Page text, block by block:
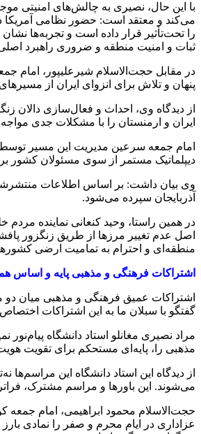
با این‌ حال، نصیری به چالش‌های امنیتی
می‌کند و معتقد است: حضور نظامی آمریکا
را تحت‌تأثیر قرار داده است و تجربه‌ها
ثبات و امنیت منطقه و ضروری راهبرد
در مقابل حجت‌الاسلام شیرعلیپور، امام
پنهان و تلاش برای انزوای ایران از
از دیدگاه وی، احداث و فعال‌سازی دالان
ایران و ارمنستان را با مشکلات جدی
امام جمعه سرعین مدیریت این مسیر توسط
دیپلماتیک مستمر از سوی مسئولان کشور
وی بیان داشت: بر اساس اطلاعات
آذربایجان سپرده می‌شود.
در همین راستا، وحید کنعانی نماینده مردم
اصل عدم تغییر مرزها از طریق زنگزور
منطقه‌ای و احترام به تمامیت ارضی
اشتراکات فرهنگی و مذهبی پایه و اساس
اشتراکات عمیق فرهنگی و مذهبی میان دو
گفتگو با سبلان ما به این اشتراکات
مراد نصیری مغانلو استاد دانشگاه‌
مذهبی را، پایه‌ای مستحکم برای تقویت
از دیدگاه این استاد دانشگاه این
می‌شوند. این باورها و مراسم مشترک،
حجت‌الاسلام محمود ابراهیمی، امام جمعه